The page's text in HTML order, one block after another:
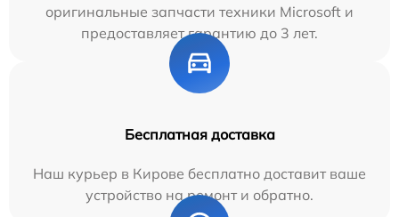
оригинальные запчасти техники Microsoft и
предоставляет гарантию до 3 лет.
Бесплатная доставка
Наш курьер в Кирове бесплатно доставит ваше
устройство на ремонт и обратно.